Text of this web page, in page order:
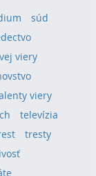
súd
viery
viery
televízia
tresty